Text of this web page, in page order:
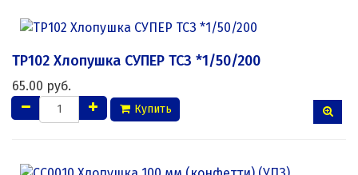
ТР102 Хлопушка СУПЕР ТСЗ *1/50/200
65.00 руб.
Купить